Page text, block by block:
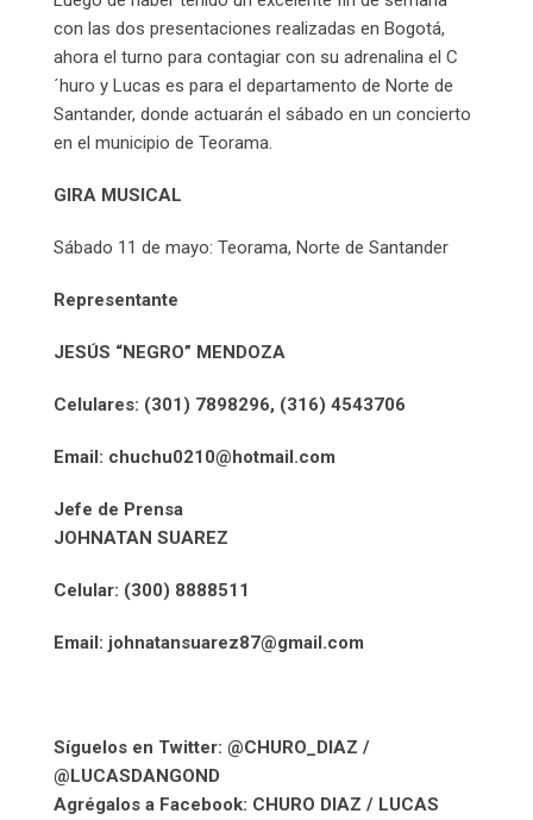
con las dos presentaciones realizadas en Bogotá,
ahora el turno para contagiar con su adrenalina el C
´huro y Lucas es para el departamento de Norte de
Santander, donde actuarán el sábado en un concierto
en el municipio de Teorama.
GIRA MUSICAL
Sábado 11 de mayo: Teorama, Norte de Santander
Representante
JESÚS “NEGRO” MENDOZA
Celulares: (301) 7898296, (316) 4543706
Email: chuchu0210@hotmail.com
Jefe de Prensa
JOHNATAN SUAREZ
Celular: (300) 8888511
Email: johnatansuarez87@gmail.com
Síguelos en Twitter: @CHURO_DIAZ /
@LUCASDANGOND
Agrégalos a Facebook: CHURO DIAZ / LUCAS